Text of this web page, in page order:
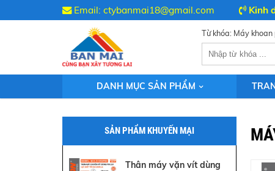
Email: ctybanmai18@gmail.com Kinh
DANH MỤC SẢN PHẨM
SẢN PHẨM KHUYẾN MẠI
Thân máy vặn vít dùng